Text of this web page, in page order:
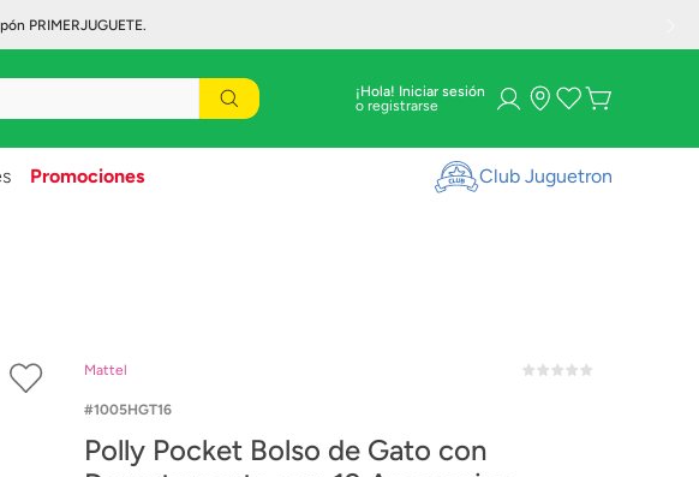
PRIMERJUGUETE.
¡Hola! Iniciar sesión
Promociones Club Juguetron
Mattel
1005HGT16
Polly Pocket Bolso de Gato con